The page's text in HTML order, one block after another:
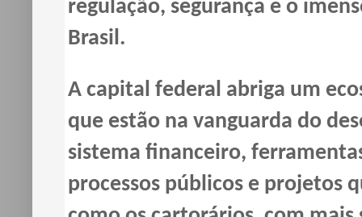
regulação, segurança e o
Brasil.
A capital federal abriga um
que estão na vanguarda do
sistema financeiro,
processos públicos e projetos